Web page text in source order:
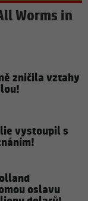
Worms in
zničila vztahy
vystoupil s
oslavu